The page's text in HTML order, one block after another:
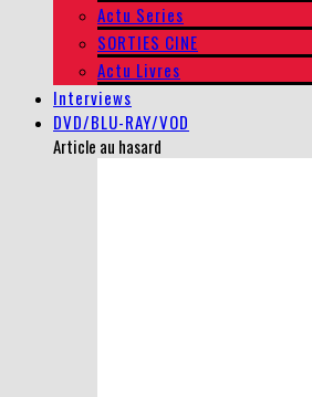
Actu Series
SORTIES CINE
Actu Livres
Interviews
DVD/BLU-RAY/VOD
Article au hasard